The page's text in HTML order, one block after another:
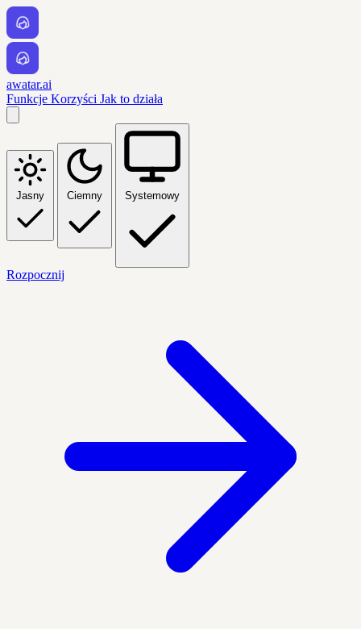
awatar.ai
Funkcje Korzyści Jak to działa
Jasny Ciemny Systemowy
Rozpocznij